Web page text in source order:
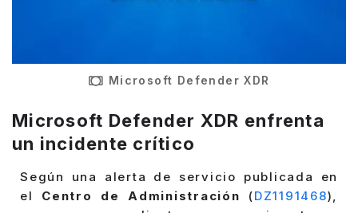
Microsoft Defender XDR
Microsoft Defender XDR enfrenta
un incidente crítico
Según una alerta de servicio publicada en
el Centro de Administración (DZ1191468),